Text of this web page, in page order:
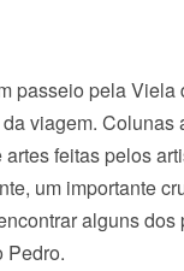
passeio pela
viagem. Colunas
feitas pelos
um importante
alguns
Pedro.